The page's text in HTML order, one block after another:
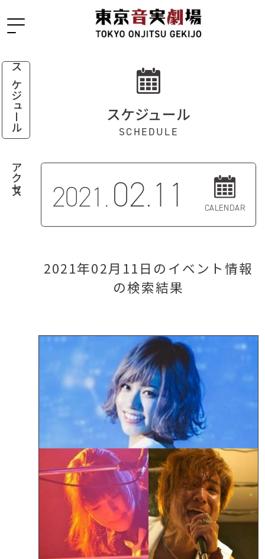
スケジュール
アクセス
スケジュール
SCHEDULE
2021.02.11 CALENDAR
2021年02月11日のイベント情報
の検索結果